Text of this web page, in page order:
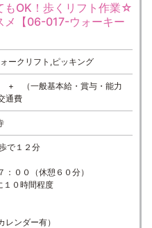
もOK！歩くリフト作業☆
メ【06-017-ウォーキー
ークリフト,ピッキング
+ （一般基本給・賞与・能力
通費
で１２分
００（休憩６０分）
０時間程度
ンダー有）